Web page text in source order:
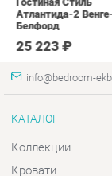
КАТАЛОГ
Коллекции
Матрасы
Шкафы
Тумбы
Зеркала